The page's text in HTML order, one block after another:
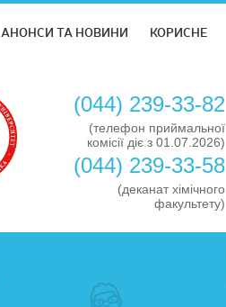
АНОНСИ ТА НОВИНИ
КОРИСНЕ
(044) 239-33-82
(телефон приймальної
комісії діє з 01.07.2026)
(044) 239-33-58
(деканат хімічного
факультету)